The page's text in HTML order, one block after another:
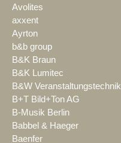
Avolites
axxent
Ayrton
b&b group
B&K Braun
B&K Lumitec
B&W Veranstaltungstechnik
B+T Bild+Ton AG
B-Musik Berlin
Babbel & Haeger
Baenfer